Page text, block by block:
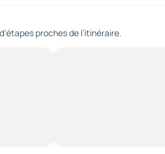
proches de l’itinéraire.